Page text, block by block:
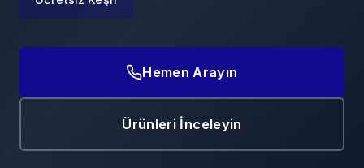
Hemen Arayın
Ürünleri İnceleyin